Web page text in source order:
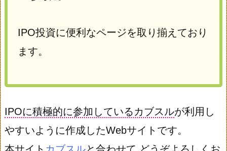
IPO投資に便利なページを取り揃えており
ます。
IPOに積極的に参加しているカブスルが利用し
やすいように作成したWebサイトです。
本サイト カブスルと合わせて どうぞよろしくお